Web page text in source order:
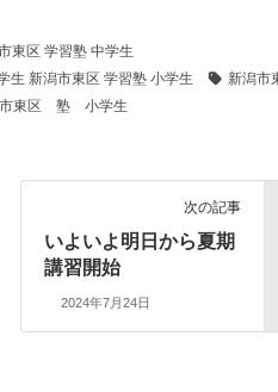
東区 学習塾 中学生
生 新潟市東区 学習塾 小学生
新潟市
市東区 塾 小学生
次の記事
いよいよ明日から夏期
講習開始
2024年7月24日